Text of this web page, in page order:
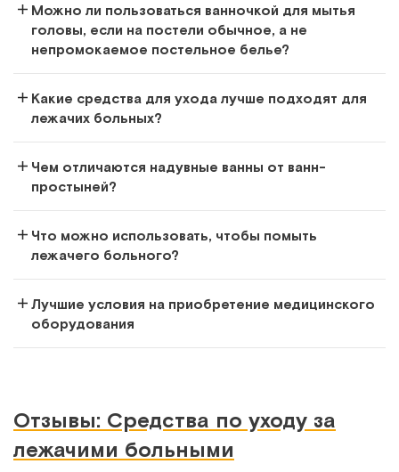
Сравнить
Можно ли пользоваться ванночкой для мытья
головы, если на постели обычное, а не
непромокаемое постельное белье?
Какие средства для ухода лучше подходят для
лежачих больных?
Чем отличаются надувные ванны от ванн-
простыней?
Что можно использовать, чтобы помыть
лежачего больного?
Лучшие условия на приобретение медицинского
оборудования
Отзывы: Средства по уходу за
лежачими больными